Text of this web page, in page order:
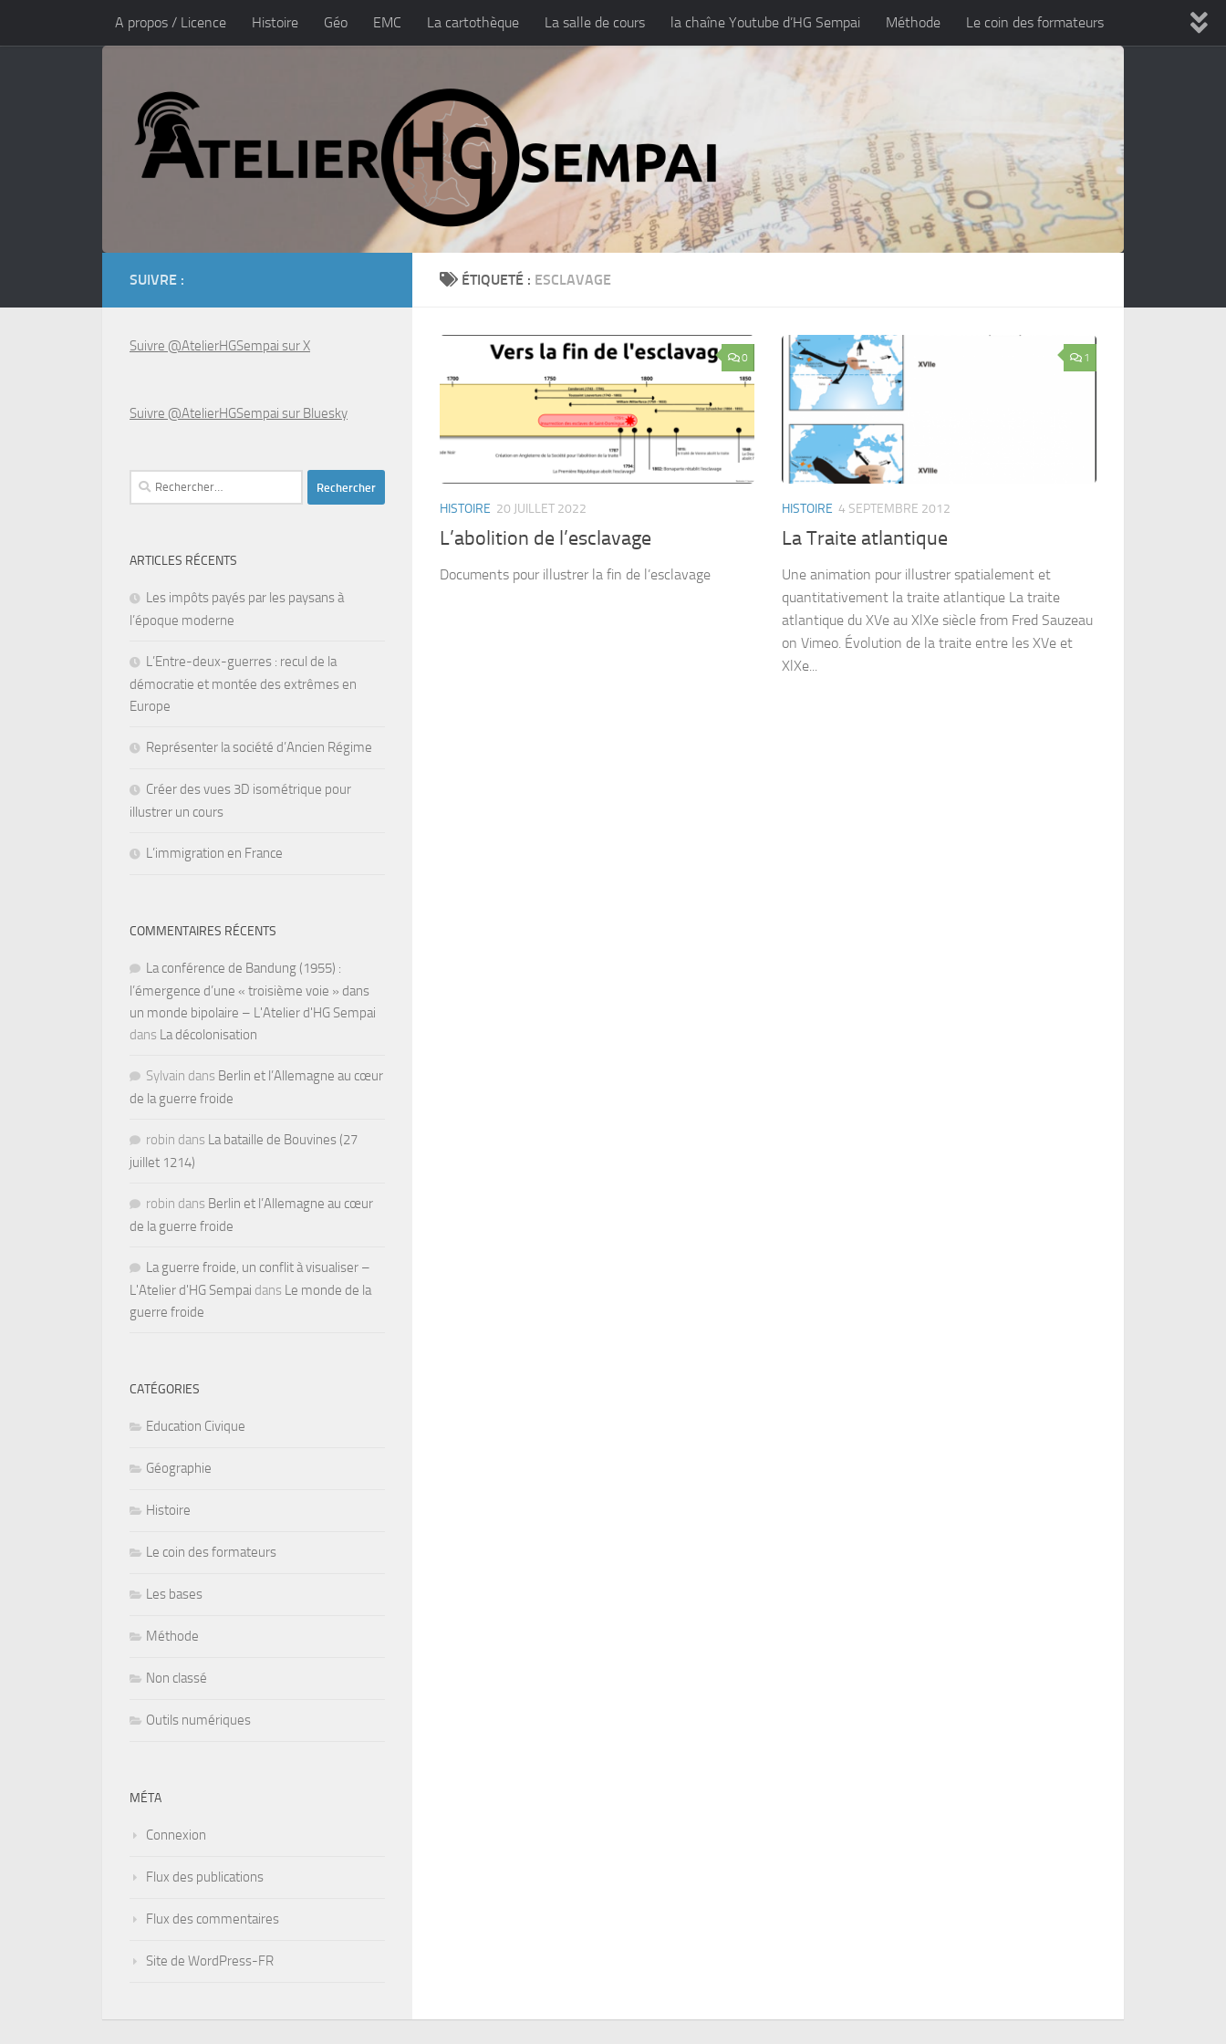
Skip to contentA propos / Licence Histoire Géo EMC La cartothèque La salle de cours la chaîne Youtube d’HG Sempai Méthode Le coin des formateurs
ÉTIQUETÉ : ESCLAVAGE
0
HISTOIRE 20 JUILLET 2022
L’abolition de l’esclavage
Documents pour illustrer la fin de l’esclavage
1
HISTOIRE 4 SEPTEMBRE 2012
La Traite atlantique
Une animation pour illustrer spatialement et
quantitativement la traite atlantique La traite
atlantique du XVe au XlXe siècle from Fred Sauzeau
on Vimeo. Évolution de la traite entre les XVe et
XlXe...
SUIVRE :
Suivre @AtelierHGSempai sur X
Suivre @AtelierHGSempai sur Bluesky
Rechercher :
ARTICLES RÉCENTS
Les impôts payés par les paysans à
l’époque moderne
L’Entre-deux-guerres : recul de la
démocratie et montée des extrêmes en
Europe
Représenter la société d’Ancien Régime
Créer des vues 3D isométrique pour
illustrer un cours
L’immigration en France
COMMENTAIRES RÉCENTS
La conférence de Bandung (1955) :
l’émergence d’une « troisième voie » dans
un monde bipolaire – L'Atelier d'HG Sempai
dans La décolonisation
Sylvain dans Berlin et l’Allemagne au cœur
de la guerre froide
robin dans La bataille de Bouvines (27
juillet 1214)
robin dans Berlin et l’Allemagne au cœur
de la guerre froide
La guerre froide, un conflit à visualiser –
L'Atelier d'HG Sempai dans Le monde de la
guerre froide
CATÉGORIES
Education Civique
Géographie
Histoire
Le coin des formateurs
Les bases
Méthode
Non classé
Outils numériques
MÉTA
Connexion
Flux des publications
Flux des commentaires
Site de WordPress-FR